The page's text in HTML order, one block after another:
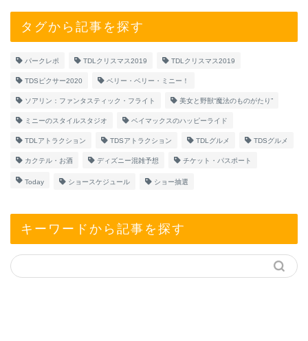
タグから記事を探す
パークレポ TDLクリスマス2019 TDLクリスマス2019
TDSピクサー2020 ベリー・ベリー・ミニー！
ソアリン：ファンタスティック・フライト 美女と野獣“魔法のものがたり”
ミニーのスタイルスタジオ ベイマックスのハッピーライド
TDLアトラクション TDSアトラクション TDLグルメ TDSグルメ
カクテル・お酒 ディズニー混雑予想 チケット・パスポート
Today ショースケジュール ショー抽選
キーワードから記事を探す